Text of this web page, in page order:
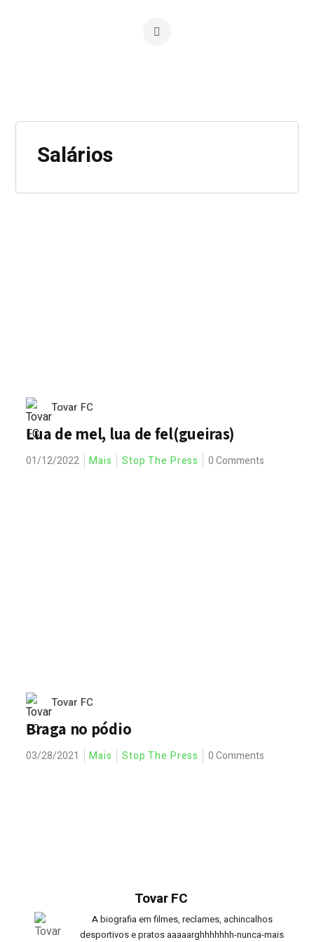
Salários
Tovar FC
Lua de mel, lua de fel(gueiras)
01/12/2022 Mais Stop The Press 0 Comments
Tovar FC
Braga no pódio
03/28/2021 Mais Stop The Press 0 Comments
Tovar FC
A biografia em filmes, reclames, achincalhos
desportivos e pratos aaaaarghhhhhhh-nunca-mais